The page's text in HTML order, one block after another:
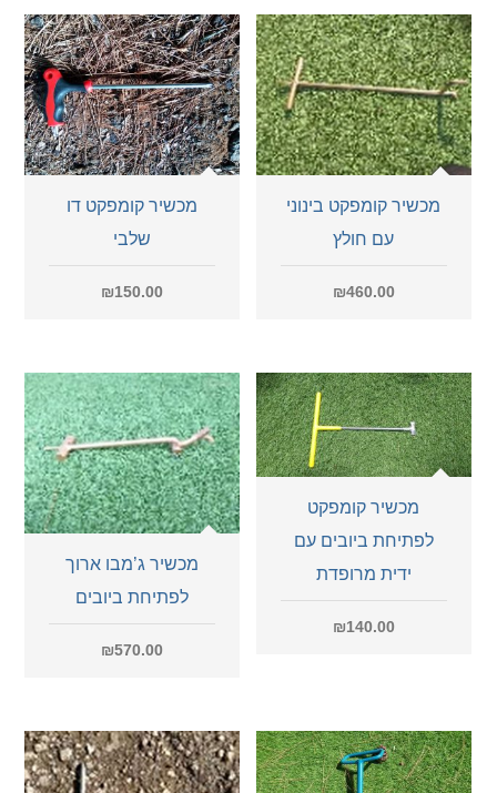
מכשיר קומפקט דו
שלבי
₪150.00
מכשיר קומפקט בינוני
עם חולץ
₪460.00
מכשיר ג’מבו ארוך
לפתיחת ביובים
₪570.00
מכשיר קומפקט
לפתיחת ביובים עם
ידית מרופדת
₪140.00